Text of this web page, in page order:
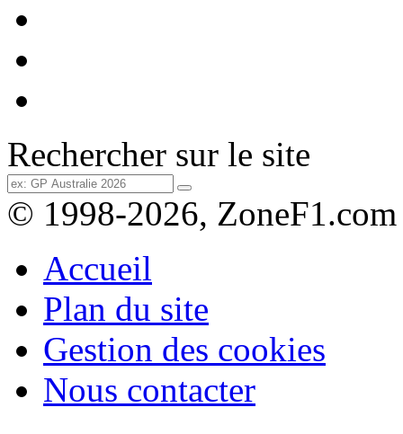
Rechercher sur le site
© 1998-2026, ZoneF1.com
Accueil
Plan du site
Gestion des cookies
Nous contacter